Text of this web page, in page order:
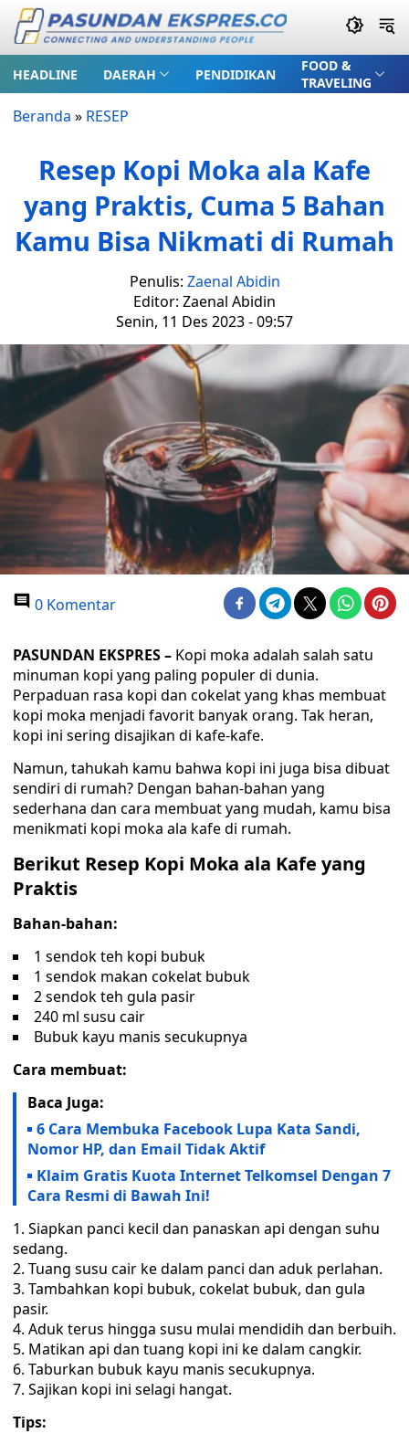
HEADLINE DAERAH PENDIDIKAN
FOOD &
TRAVELING
Beranda » RESEP
Resep Kopi Moka ala Kafe
yang Praktis, Cuma 5 Bahan
Kamu Bisa Nikmati di Rumah
Penulis: Zaenal Abidin
Editor: Zaenal Abidin
Senin, 11 Des 2023 - 09:57
0 Komentar
PASUNDAN EKSPRES– Kopi moka adalah salah satu
minuman kopi yang paling populer di dunia.
Perpaduan rasa kopi dan cokelat yang khas membuat
kopi moka menjadi favorit banyak orang. Tak heran,
kopi ini sering disajikan di kafe-kafe.
Namun, tahukah kamu bahwa kopi ini juga bisa dibuat
sendiri di rumah? Dengan bahan-bahan yang
sederhana dan cara membuat yang mudah, kamu bisa
menikmati kopi moka ala kafe di rumah.
Berikut Resep Kopi Moka ala Kafe yang
Praktis
Bahan-bahan:
1 sendok teh kopi bubuk
1 sendok makan cokelat bubuk
2 sendok teh gula pasir
240 ml susu cair
Bubuk kayu manis secukupnya
Cara membuat:
Baca Juga:
6 Cara Membuka Facebook Lupa Kata Sandi,
Nomor HP, dan Email Tidak Aktif
Klaim Gratis Kuota Internet Telkomsel Dengan 7
Cara Resmi di Bawah Ini!
Siapkan panci kecil dan panaskan api dengan suhu
sedang.
Tuang susu cair ke dalam panci dan aduk perlahan.
Tambahkan kopi bubuk, cokelat bubuk, dan gula
pasir.
Aduk terus hingga susu mulai mendidih dan berbuih.
Matikan api dan tuang kopi ini ke dalam cangkir.
Taburkan bubuk kayu manis secukupnya.
Sajikan kopi ini selagi hangat.
Tips: